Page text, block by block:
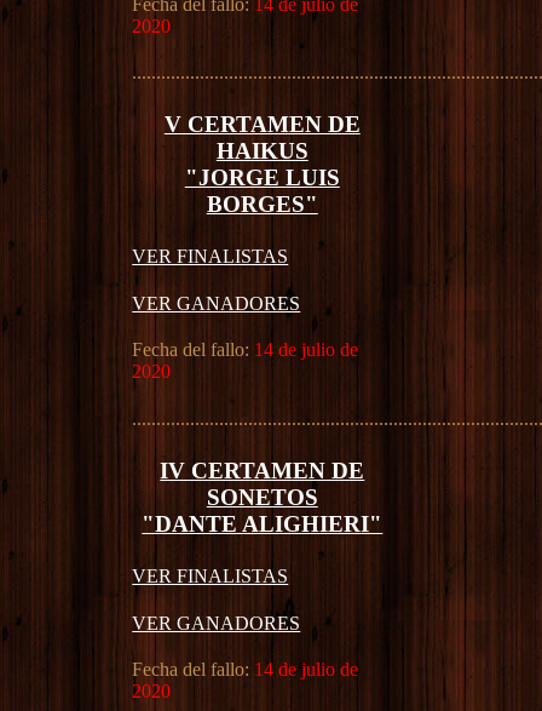
2020
V CERTAMEN DE
HAIKUS
"JORGE LUIS
BORGES"
VER FINALISTAS
VER GANADORES
Fecha del fallo: 14 de julio de
2020
IV CERTAMEN DE
SONETOS
"DANTE ALIGHIERI"
VER FINALISTAS
VER GANADORES
Fecha del fallo: 14 de julio de
2020